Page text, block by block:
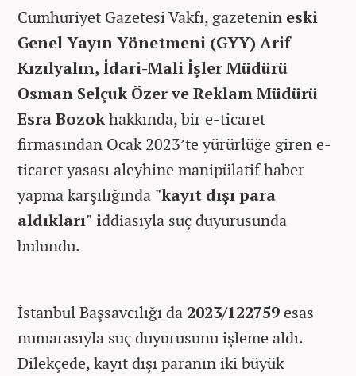
Cumhuriyet Gazetesi Vakfı, gazetenin eski
Genel Yayın Yönetmeni (GYY) Arif
Kızılyalın, İdari-Mali İşler Müdürü
Osman Selçuk Özer ve Reklam Müdürü
Esra Bozokhakkında, bir e-ticaret
firmasından Ocak 2023’te yürürlüğe giren e-
ticaret yasası aleyhine manipülatif haber
yapma karşılığında "kayıt dışı para
aldıkları" iddiasıyla suç duyurusunda
bulundu.
İstanbul Başsavcılığı da 2023/122759esas
numarasıyla suç duyurusunu işleme aldı.
Dilekçede, kayıt dışı paranın iki büyük